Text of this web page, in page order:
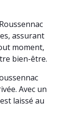
assurant
moment,
bien-être.
Avec un
laissé au